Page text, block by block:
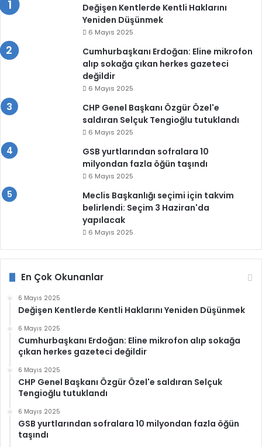
Değişen Kentlerde Kentli Haklarını
Yeniden Düşünmek
6 Mayıs 2025
Cumhurbaşkanı Erdoğan: Eline mikrofon
alıp sokağa çıkan herkes gazeteci
değildir
6 Mayıs 2025
CHP Genel Başkanı Özgür Özel'e
saldıran Selçuk Tengioğlu tutuklandı
6 Mayıs 2025
GSB yurtlarından sofralara 10
milyondan fazla öğün taşındı
6 Mayıs 2025
Meclis Başkanlığı seçimi için takvim
belirlendi: Seçim 3 Haziran'da
yapılacak
6 Mayıs 2025
En Çok Okunanlar
6 Mayıs 2025
Değişen Kentlerde Kentli Haklarını Yeniden Düşünmek
6 Mayıs 2025
Cumhurbaşkanı Erdoğan: Eline mikrofon alıp sokağa
çıkan herkes gazeteci değildir
6 Mayıs 2025
CHP Genel Başkanı Özgür Özel'e saldıran Selçuk
Tengioğlu tutuklandı
6 Mayıs 2025
GSB yurtlarından sofralara 10 milyondan fazla öğün
taşındı